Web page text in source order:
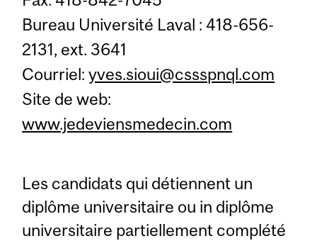
Bureau Université Laval : 418-656-
2131, ext. 3641
Courriel:yves.sioui@cssspnql.com
Site de web:
www.jedeviensmedecin.com
Les candidats qui détiennent un
diplôme universitaire ou in diplôme
universitaire partiellement complété